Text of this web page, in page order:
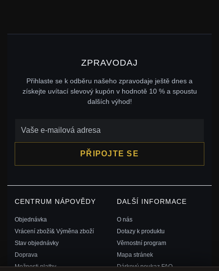
ZPRAVODAJ
Přihlaste se k odběru našeho zpravodaje ještě dnes a
získejte uvítací slevový kupón v hodnotě 10 % a spoustu
dalších výhod!
PŘIPOJTE SE
CENTRUM NÁPOVĚDY
Objednávka
Vrácení zboží& Výměna zboží
Stav objednávky
Doprava
Možnosti platby
DALŠÍ INFORMACE
O nás
Dotazy k produktu
Věrnostní program
Mapa stránek
Dárkový poukaz FAQ